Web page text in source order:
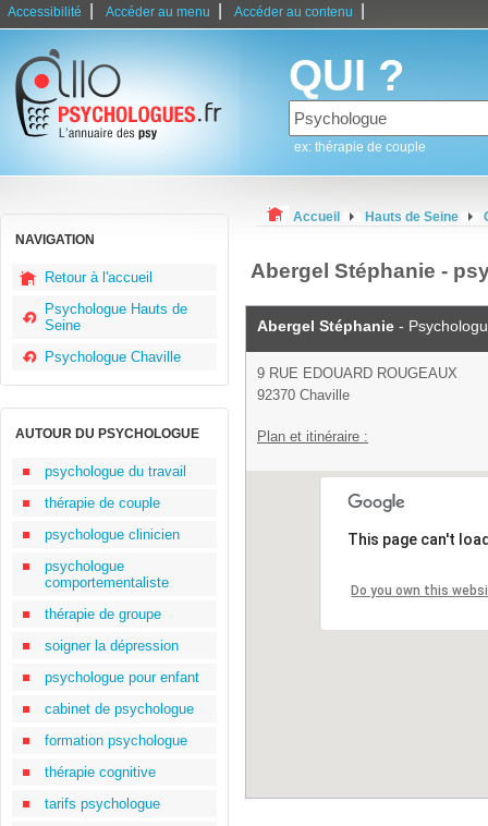
Accessibilité Accéder au menu Accéder au contenu
QUI ?
ex: thérapie de couple
NAVIGATION
Retour à l'accueil
Psychologue Hauts de
Seine
Psychologue Chaville
AUTOUR DU PSYCHOLOGUE
psychologue du travail
thérapie de couple
psychologue clinicien
psychologue
comportementaliste
thérapie de groupe
soigner la dépression
psychologue pour enfant
cabinet de psychologue
formation psychologue
thérapie cognitive
tarifs psychologue
Accueil Hauts de Seine
Abergel Stéphanie -
Abergel Stéphanie -
9 RUE EDOUARD ROUGEAUX
92370 Chaville
Plan et itinéraire :
This page can't
Do you own this